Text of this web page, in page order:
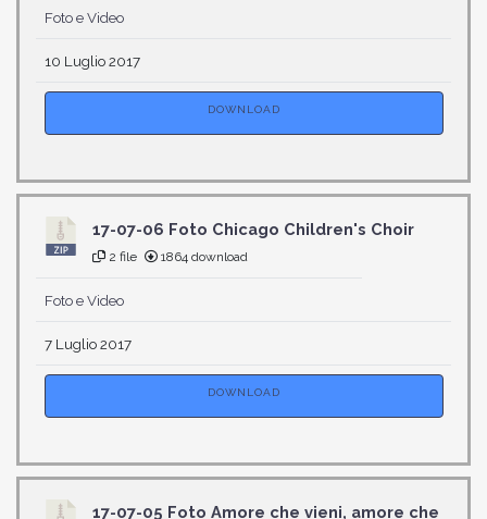
Foto e Video
10 Luglio 2017
DOWNLOAD
17-07-06 Foto Chicago Children's Choir
2 file 1864 download
Foto e Video
7 Luglio 2017
DOWNLOAD
17-07-05 Foto Amore che vieni, amore che